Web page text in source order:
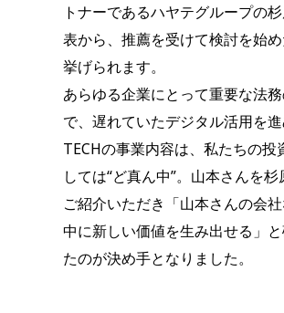
トナーであるハヤテグループの
表から、推薦を受けて検討を始
挙げられます。
あらゆる企業にとって重要な法
で、遅れていたデジタル活用を
TECHの事業内容は、私たちの投
しては“ど真ん中”。山本さんを杉
ご紹介いただき「山本さんの会
中に新しい価値を生み出せる」
たのが決め手となりました。